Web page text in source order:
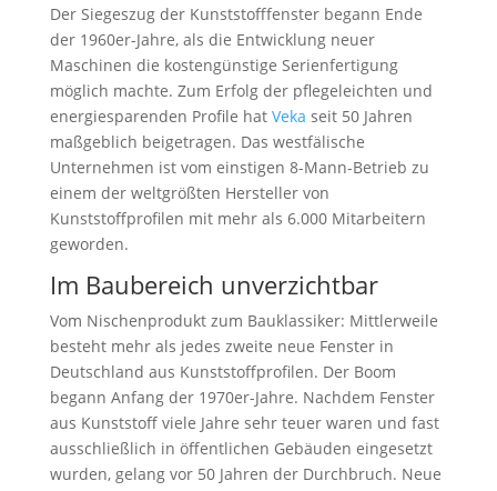
Der Siegeszug der Kunststofffenster begann Ende
der 1960er-Jahre, als die Entwicklung neuer
Maschinen die kostengünstige Serienfertigung
möglich machte. Zum Erfolg der pflegeleichten und
energiesparenden Profile hat Veka seit 50 Jahren
maßgeblich beigetragen. Das westfälische
Unternehmen ist vom einstigen 8-Mann-Betrieb zu
einem der weltgrößten Hersteller von
Kunststoffprofilen mit mehr als 6.000 Mitarbeitern
geworden.
Im Baubereich unverzichtbar
Vom Nischenprodukt zum Bauklassiker: Mittlerweile
besteht mehr als jedes zweite neue Fenster in
Deutschland aus Kunststoffprofilen. Der Boom
begann Anfang der 1970er-Jahre. Nachdem Fenster
aus Kunststoff viele Jahre sehr teuer waren und fast
ausschließlich in öffentlichen Gebäuden eingesetzt
wurden, gelang vor 50 Jahren der Durchbruch. Neue